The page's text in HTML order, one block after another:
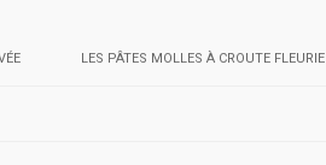
LES PÂTES MOLLES À CROUTE FLEURIE